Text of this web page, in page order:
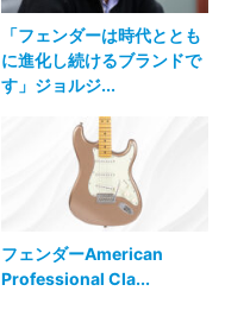
「フェンダーは時代ととも
に進化し続けるブランドで
す」ジョルジ...
フェンダーAmerican
Professional Cla...